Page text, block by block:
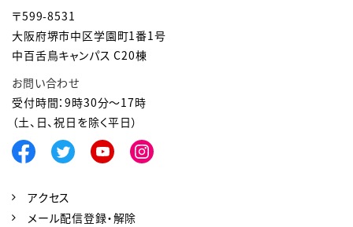
〒599-8531
大阪府堺市中区学園町1番1号
中百舌鳥キャンパス C20棟
お問い合わせ
受付時間：9時30分～17時
（土、日、祝日を除く平日）
アクセス
メール配信登録・解除